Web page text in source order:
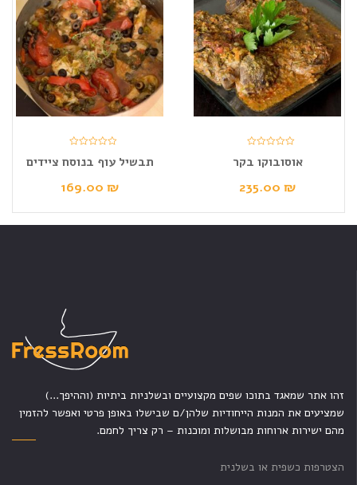
אוסובוקו בקר
235.00 ₪
תבשיל עוף בנוסח ציידים
169.00₪
זהו אתר שמאגד בתוכו שפים מקצועיים ובשלניות ביתיות (וההיפך...)
שמציעים את המנות הייחודיות שלהן/ם שבישלו באופן פרטי ואפשר להזמין
מהם ישירות ארוחות מבושלות ומוכנות – רק צריך לחמם.
הצטרפות כשפית או בשלנית